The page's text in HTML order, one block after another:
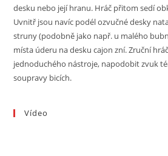
desku nebo její hranu. Hráč přitom sedí
Uvnitř jsou navíc podél ozvučné desky
struny (podobně jako např. u malého
místa úderu na desku cajon zní. Zruční
jednoduchého nástroje, napodobit zvuk
soupravy bicích.
Vídeo